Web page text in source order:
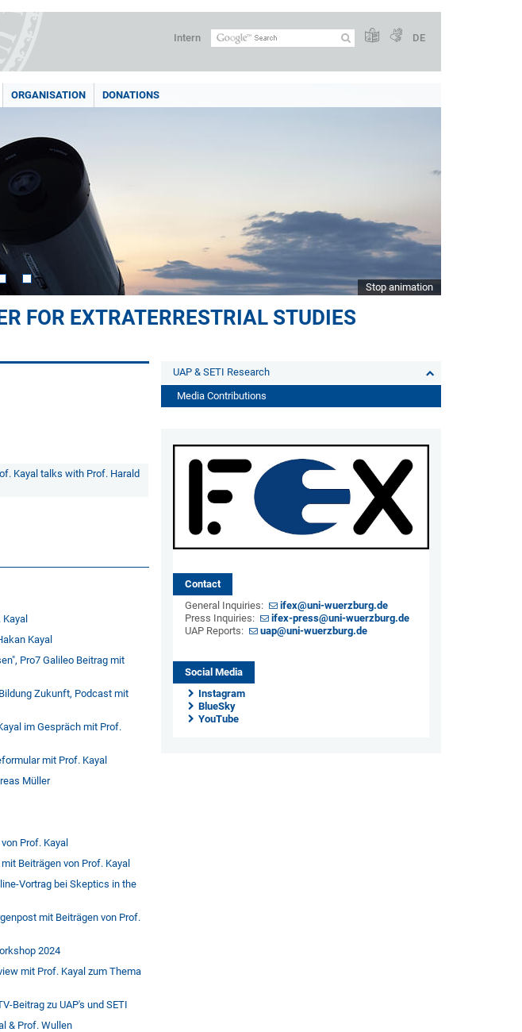
Intern DE
ORGANISATION DONATIONS
Stop animation
FOR EXTRATERRESTRIAL STUDIES
Kayal talks with Prof. Harald
Kayal
Pro7 Galileo Beitrag mit
Zukunft, Podcast mit
im Gespräch mit Prof.
mit Prof. Kayal
Müller
Prof. Kayal
Beiträgen von Prof. Kayal
Vortrag bei Skeptics in the
mit Beiträgen von Prof.
2024
mit Prof. Kayal zum Thema
Beitrag zu UAP's und SETI
& Prof. Wullen
UAP & SETI Research
Media Contributions
Contact
General Inquiries:
ifex@uni-wuerzburg.de
Press Inquiries:
ifex-press@uni-wuerzburg.de
UAP Reports:
uap@uni-wuerzburg.de
Social Media
Instagram
BlueSky
YouTube